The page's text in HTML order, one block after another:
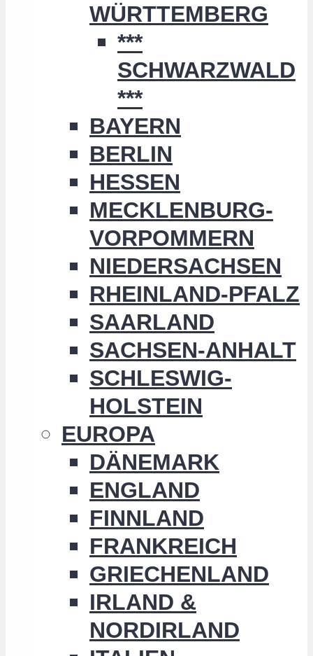
WÜRTTEMBERG
***
SCHWARZWALD
***
BAYERN
BERLIN
HESSEN
MECKLENBURG-
VORPOMMERN
NIEDERSACHSEN
RHEINLAND-PFALZ
SAARLAND
SACHSEN-ANHALT
SCHLESWIG-
HOLSTEIN
EUROPA
DÄNEMARK
ENGLAND
FINNLAND
FRANKREICH
GRIECHENLAND
IRLAND &
NORDIRLAND